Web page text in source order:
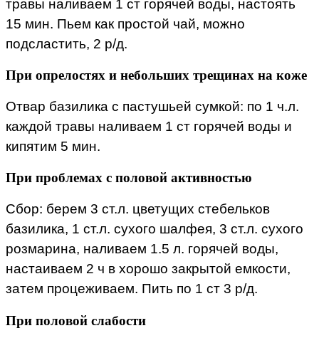
травы наливаем 1 ст горячей воды, настоять
15 мин. Пьем как простой чай, можно
подсластить, 2 р/д.
При опрелостях и небольших трещинах на коже
Отвар базилика с пастушьей сумкой: по 1 ч.л.
каждой травы наливаем 1 ст горячей воды и
кипятим 5 мин.
При проблемах с половой активностью
Сбор: берем 3 ст.л. цветущих стебельков
базилика, 1 ст.л. сухого шалфея, 3 ст.л. сухого
розмарина, наливаем 1.5 л. горячей воды,
настаиваем 2 ч в хорошо закрытой емкости,
затем процеживаем. Пить по 1 ст 3 р/д.
При половой слабости